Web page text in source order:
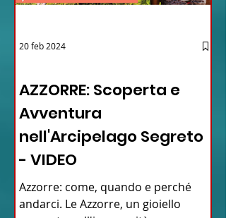
AZZORRE: Scoperta e
Avventura
nell'Arcipelago Segreto
- VIDEO
Azzorre: come, quando e perché
andarci. Le Azzorre, un gioiello
20 feb 2024